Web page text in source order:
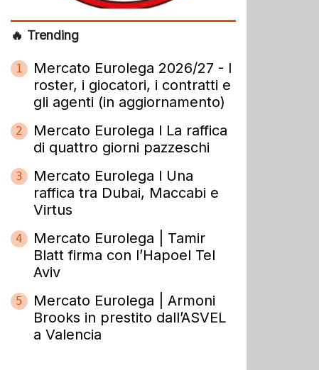
🔥 Trending
1
Mercato Eurolega 2026/27 - I
roster, i giocatori, i contratti e
gli agenti (in aggiornamento)
2
Mercato Eurolega l La raffica
di quattro giorni pazzeschi
3
Mercato Eurolega l Una
raffica tra Dubai, Maccabi e
Virtus
4
Mercato Eurolega | Tamir
Blatt firma con l’Hapoel Tel
Aviv
5
Mercato Eurolega | Armoni
Brooks in prestito dall’ASVEL
a Valencia